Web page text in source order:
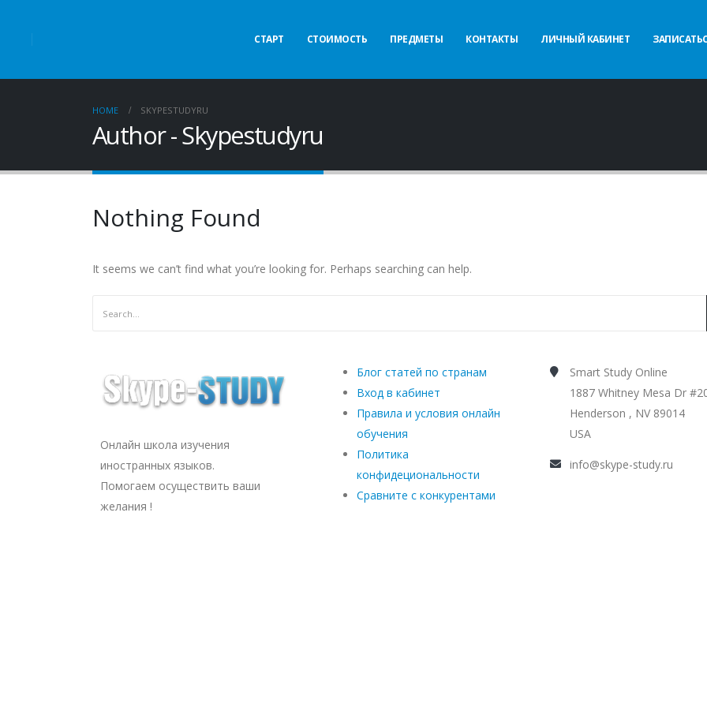
СТАРТ СТОИМОСТЬ ПРЕДМЕТЫ КОНТАКТЫ ЛИЧНЫЙ КАБИНЕТ
HOME SKYPESTUDYRU
Author - Skypestudyru
Nothing Found
It seems we can’t find what you’re looking for. Perhaps searching can help.
Онлайн школа изучения
иностранных языков.
Помогаем осуществить ваши
желания !
Блог статей по странам
Вход в кабинет
Правила и условия онлайн
обучения
Политика
конфидециональности
Сравните с конкурентами
Smart Study Online
1887 Whitney Mesa Dr
Henderson , NV 89014
USA
info@skype-study.ru